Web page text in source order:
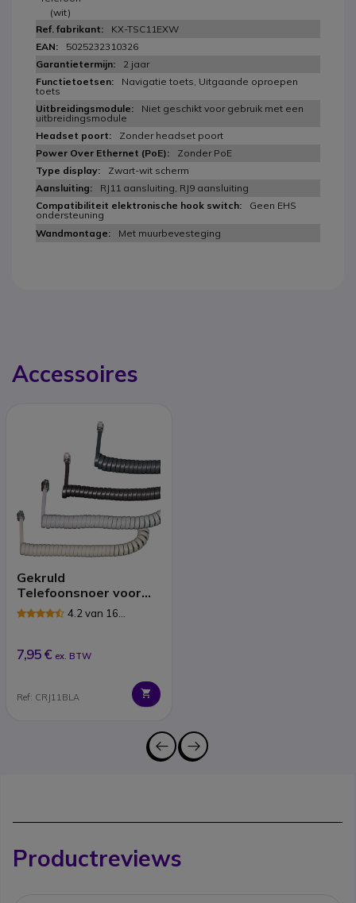
(wit)
KX-TSC11EXW
5025232310326
2 jaar
Navigatie toets, Uitgaande oproepen
toets
Niet geschikt voor gebruik met een
uitbreidingsmodule
Zonder headset poort
Zonder PoE
Zwart-wit scherm
RJ11 aansluiting, RJ9 aansluiting
Geen EHS
ondersteuning
Met muurbevesteging
Accessoires
Gekruld
Telefoonsnoer voor
Handset 0.5m Wit
4.2 van 16
7,95 € ex. BTW
Ref: CRJ11BLA
Productreviews